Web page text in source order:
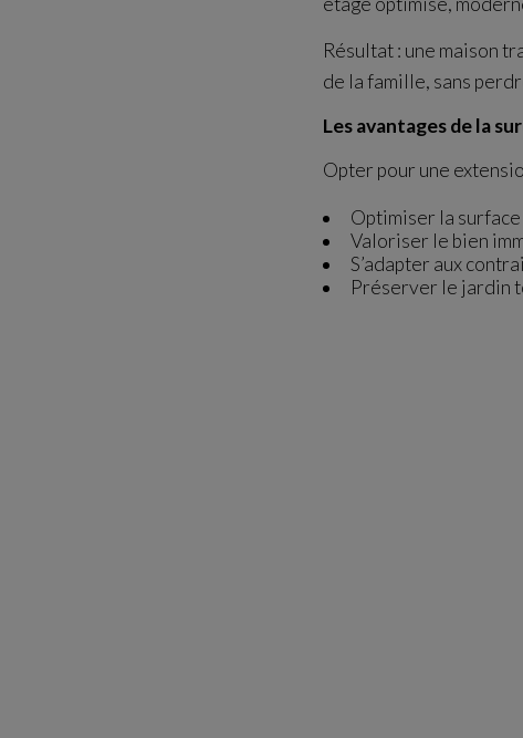
Résultat : une maison
de la famille, sans
Les avantages de la
Opter pour une
Optimiser la
Valoriser le bien
S’adapter aux
Préserver le jardin